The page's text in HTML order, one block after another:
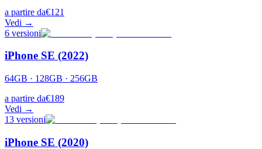
a partire da€121
Vedi →
6 versioni
iPhone SE (2022)
64GB · 128GB · 256GB
a partire da€189
Vedi →
13 versioni
iPhone SE (2020)